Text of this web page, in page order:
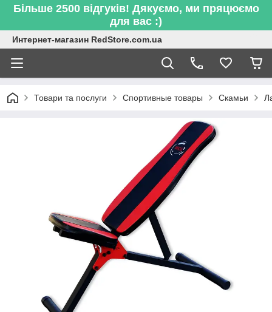
Більше 2500 відгуків! Дякуємо, ми пряцюємо
для вас :)
Интернет-магазин RedStore.com.ua
Товари та послуги Спортивные товары Скамьи